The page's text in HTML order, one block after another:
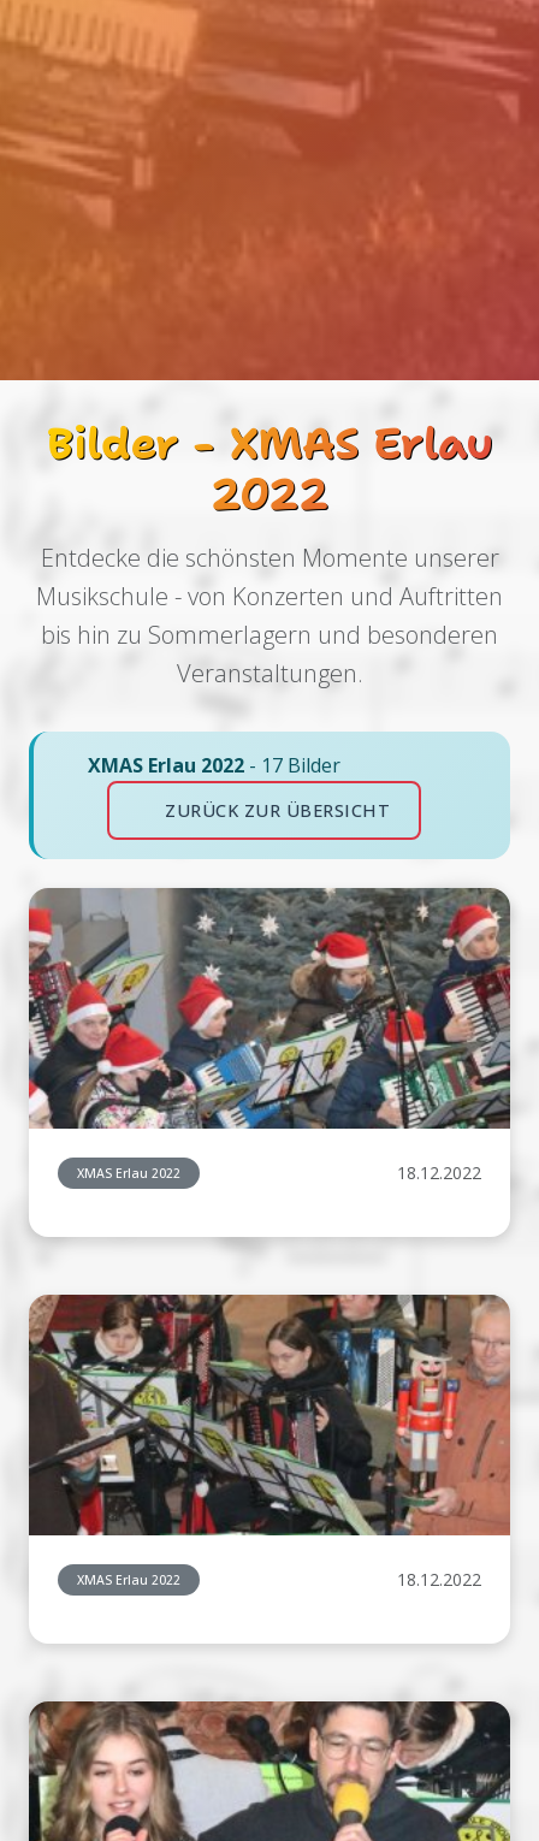
Bilder - XMAS Erlau
2022
Entdecke die schönsten Momente unserer
Musikschule - von Konzerten und Auftritten
bis hin zu Sommerlagern und besonderen
Veranstaltungen.
XMAS Erlau 2022 - 17 Bilder
ZURÜCK ZUR ÜBERSICHT
XMAS Erlau 2022 18.12.2022
XMAS Erlau 2022 18.12.2022